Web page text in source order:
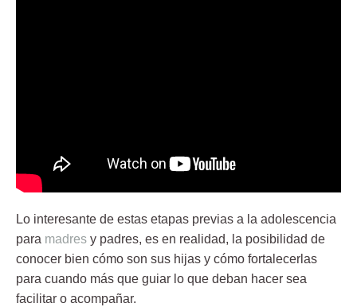
Lo interesante de estas etapas previas a la adolescencia
para madres y padres, es en realidad, la posibilidad de
conocer bien cómo son sus hijas y cómo fortalecerlas
para cuando más que guiar lo que deban hacer sea
facilitar o acompañar.